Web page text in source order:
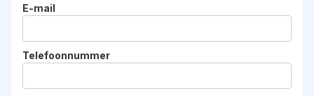
E-mail
Telefoonnummer